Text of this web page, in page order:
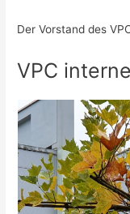
Der Vorstand des
VPC